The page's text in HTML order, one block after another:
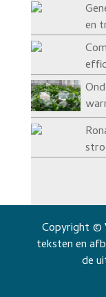
en
Copyright ©
teksten en
de